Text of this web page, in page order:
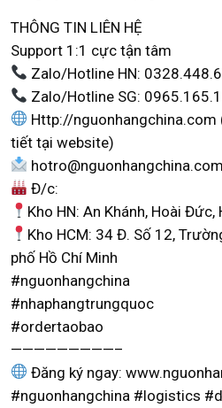
THÔNG TIN LIÊN HỆ
Support 1:1 cực tận tâm
Zalo/Hotline HN:
Zalo/Hotline SG:
Http://nguonhangchina.com
tiết tại website)
hotro@nguonhangchina.com
Đ/c:
Kho HN: An Khánh, Hoài Đức,
Kho HCM: 34 Đ. Số 12,
phố Hồ Chí Minh
#nguonhangchina
#nhaphangtrungquoc
#ordertaobao
—————————–
Đăng ký ngay:
#nguonhangchina #logistics